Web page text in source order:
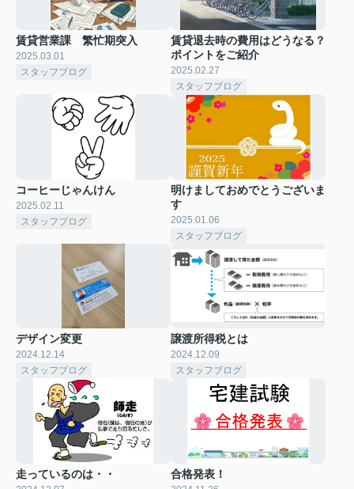
賃貸営業課 繁忙期突入
2025.03.01
スタッフブログ
賃貸退去時の費用はどうなる？
ポイントをご紹介
2025.02.27
スタッフブログ
コーヒーじゃんけん
2025.02.11
スタッフブログ
明けましておめでとうございま
す
2025.01.06
スタッフブログ
デザイン変更
2024.12.14
スタッフブログ
譲渡所得税とは
2024.12.09
スタッフブログ
走っているのは・・ 合格発表！